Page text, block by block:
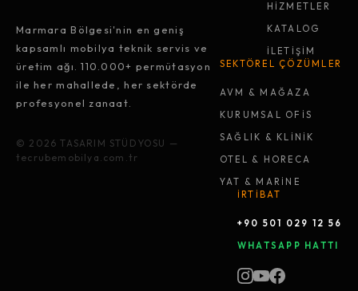
Marmara Bölgesi'nin en geniş
kapsamlı mobilya teknik servis ve
üretim ağı. 110.000+ permütasyon
ile her mahallede, her sektörde
profesyonel zanaat.
© 2026 TASARIM STÜDYOSU —
tecrubemobilya.com.tr
HİZMETLER
KATALOG
İLETİŞİM
SEKTÖREL ÇÖZÜMLER
AVM & MAĞAZA
KURUMSAL OFİS
SAĞLIK & KLİNİK
OTEL & HORECA
YAT & MARİNE
İRTİBAT
+90 501 029 12 56
WHATSAPP HATTI